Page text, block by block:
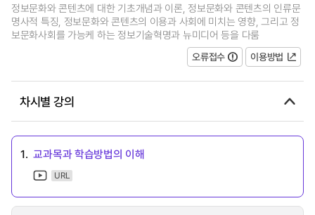
정보문화와 콘텐츠에 대한 기초개념과 이론, 정보문화와 콘텐츠의 인류문
명사적 특징, 정보문화와 콘텐츠의 이용과 사회에 미치는 영향, 그리고 정
보문화사회를 가능케 하는 정보기술혁명과 뉴미디어 등을 다룸
오류접수
이용방법
차시별 강의
1. 교과목과 학습방법의 이해
URL